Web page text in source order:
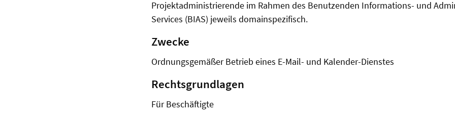
Projektadministrierende im Rahmen des Benutzenden Informations- und
Services (BIAS) jeweils domainspezifisch.
Zwecke
Ordnungsgemäßer Betrieb eines E-Mail- und Kalender-Dienstes
Rechtsgrundlagen
Für Beschäftigte